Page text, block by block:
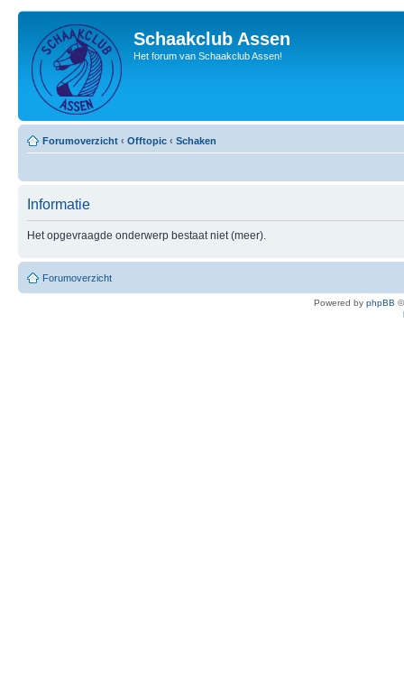
Schaakclub Assen
Het forum van Schaakclub Assen!
Forumoverzicht ‹ Offtopic ‹ Schaken
Informatie
Het opgevraagde onderwerp bestaat niet (meer).
Forumoverzicht
Powered by phpBB